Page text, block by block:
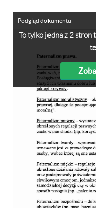
To tylko jedna z 2 stron
Podgląd dokumentu